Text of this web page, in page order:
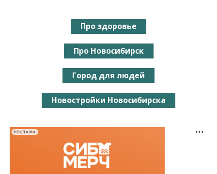
Про здоровье
Про Новосибирск
Город для людей
Новостройки Новосибирска
РЕКЛАМА